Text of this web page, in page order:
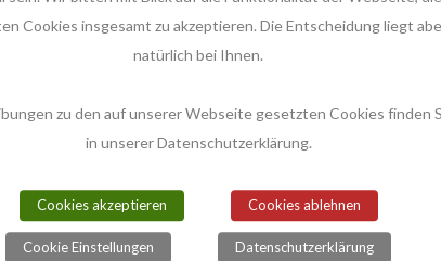
Cookies insgesamt zu akzeptieren. Die Entscheidung liegt
natürlich bei Ihnen.
zu den auf unserer Webseite gesetzten Cookies finden
in unserer Datenschutzerklärung.
Cookies akzeptieren Cookies ablehnen
Cookie Einstellungen Datenschutzerklärung